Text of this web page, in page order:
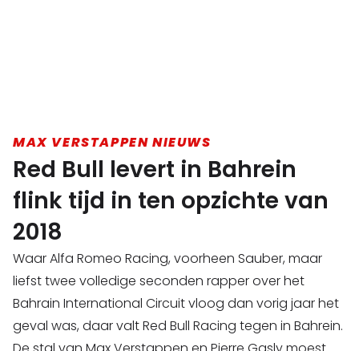
MAX VERSTAPPEN NIEUWS
Red Bull levert in Bahrein
flink tijd in ten opzichte van
2018
Waar Alfa Romeo Racing, voorheen Sauber, maar
liefst twee volledige seconden rapper over het
Bahrain International Circuit vloog dan vorig jaar het
geval was, daar valt Red Bull Racing tegen in Bahrein.